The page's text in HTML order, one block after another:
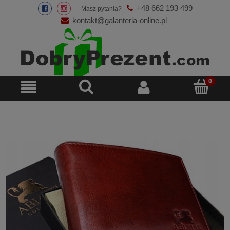
Masz pytania?
+48 662 193 499
kontakt@galanteria-online.pl